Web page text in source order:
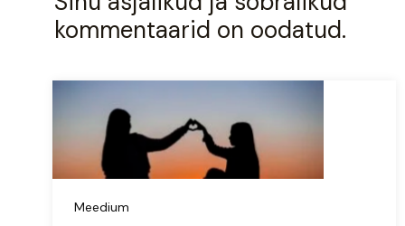
kommentaarid on oodatud.
Meedium